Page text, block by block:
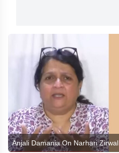
Anjali Damania On Narhari Zirwal